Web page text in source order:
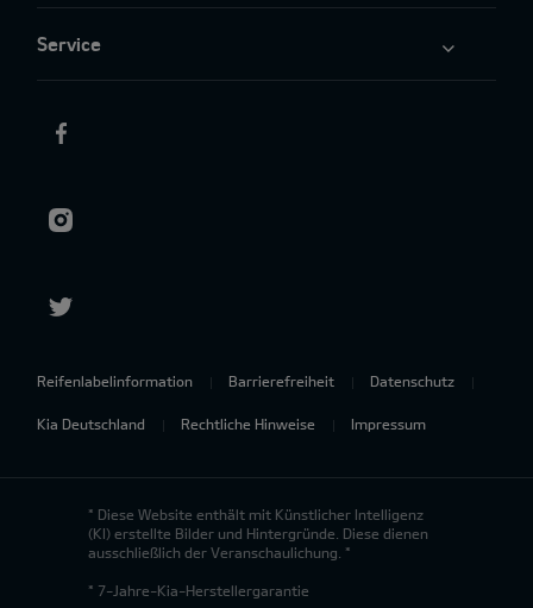
Service
Reifenlabelinformation Barrierefreiheit Datenschutz
Kia Deutschland Rechtliche Hinweise Impressum
* Diese Website enthält mit Künstlicher Intelligenz
(KI) erstellte Bilder und Hintergründe. Diese dienen
ausschließlich der Veranschaulichung. *
* 7-Jahre-Kia-Herstellergarantie